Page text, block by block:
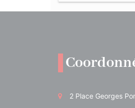
2 Place Georges